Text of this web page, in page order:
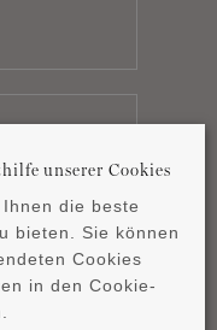
unserer Cookies
die beste
bieten. Sie können
Cookies
in den Cookie-